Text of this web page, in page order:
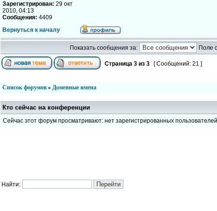
Зарегистрирован: 29 окт
2010, 04:13
Сообщения: 4409
Вернуться к началу
Показать сообщения за: Поле
Страница 3 из 3 [ Сообщений: 21 ]
Список форумов » Доменные имена
Кто сейчас на конференции
Сейчас этот форум просматривают: нет зарегистрированных пользователей
Найти: